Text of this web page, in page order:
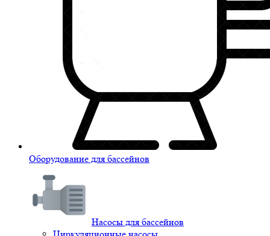
Оборудование для бассейнов
Насосы для бассейнов